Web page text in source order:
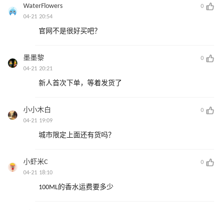
WaterFlowers
0
04-21 20:54
官网不是很好买吧？
墨墨黎
0
04-21 20:21
新人首次下单，等着发货了
小小木白
0
04-21 19:09
城市限定上面还有货吗？
小虾米C
0
04-21 18:10
100ML的香水运费要多少